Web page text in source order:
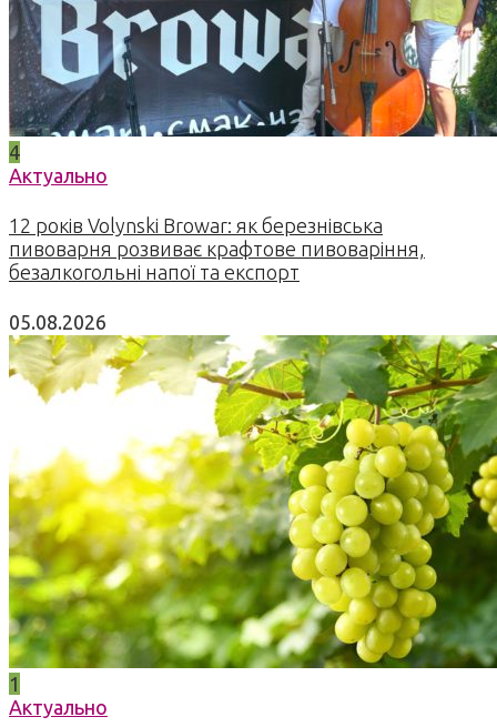
4
Актуально
12 років Volynski Browar: як березнівська
пивоварня розвиває крафтове пивоваріння,
безалкогольні напої та експорт
05.08.2026
1
Актуально